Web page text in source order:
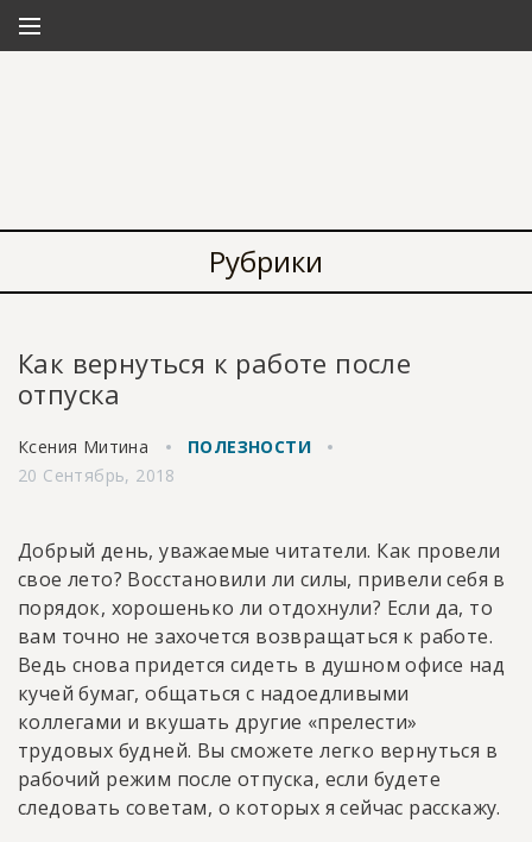
Рубрики
Как вернуться к работе после
отпуска
Ксения Митина
ПОЛЕЗНОСТИ
20 Сентябрь, 2018
Добрый день, уважаемые читатели. Как провели
свое лето? Восстановили ли силы, привели себя в
порядок, хорошенько ли отдохнули? Если да, то
вам точно не захочется возвращаться к работе.
Ведь снова придется сидеть в душном офисе над
кучей бумаг, общаться с надоедливыми
коллегами и вкушать другие «прелести»
трудовых будней. Вы сможете легко вернуться в
рабочий режим после отпуска, если будете
следовать советам, о которых я сейчас расскажу.